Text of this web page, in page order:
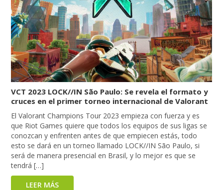
VCT 2023 LOCK//IN São Paulo: Se revela el formato y
cruces en el primer torneo internacional de Valorant
El Valorant Champions Tour 2023 empieza con fuerza y es
que Riot Games quiere que todos los equipos de sus ligas se
conozcan y enfrenten antes de que empiecen estás, todo
esto se dará en un torneo llamado LOCK//IN São Paulo, si
será de manera presencial en Brasil, y lo mejor es que se
tendrá […]
LEER MÁS